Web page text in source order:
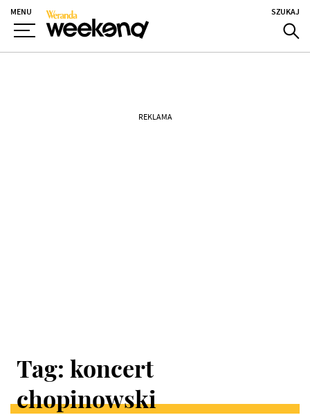
MENU SZUKAJ
REKLAMA
Tag: koncert
chopinowski